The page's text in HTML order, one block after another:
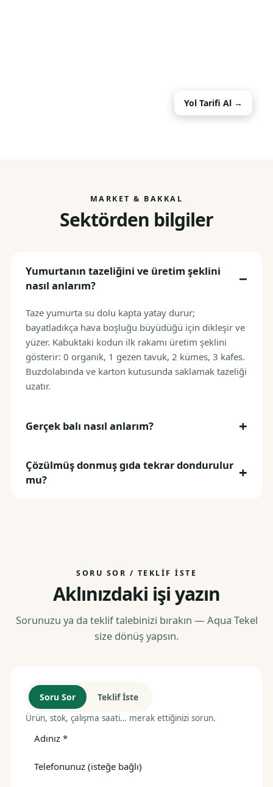
Yol Tarifi Al →
MARKET & BAKKAL
Sektörden bilgiler
Yumurtanın tazeliğini ve üretim şeklini
nasıl anlarım?
Taze yumurta su dolu kapta yatay durur;
bayatladıkça hava boşluğu büyüdüğü için dikleşir ve
yüzer. Kabuktaki kodun ilk rakamı üretim şeklini
gösterir: 0 organik, 1 gezen tavuk, 2 kümes, 3 kafes.
Buzdolabında ve karton kutusunda saklamak tazeliği
uzatır.
Gerçek balı nasıl anlarım?
Çözülmüş donmuş gıda tekrar dondurulur
mu?
SORU SOR / TEKLIF İSTE
Aklınızdaki işi yazın
Sorunuzu ya da teklif talebinizi bırakın — Aqua Tekel
size dönüş yapsın.
Soru Sor Teklif İste
Ürün, stok, çalışma saati… merak ettiğinizi sorun.